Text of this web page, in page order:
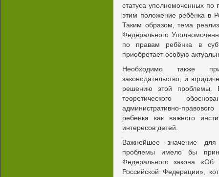
статуса уполномоченных по
этим положение ребёнка в
Таким образом, тема
Федерального
по правам ребёнка в
приобретает особую
Необходимо также
законодательство, и
решению этой проблемы.
теоретического
административно-
ребенка как важного
интересов детей.
Важнейшее значение для
проблемы имело бы
Федерального закона
Российской Федерации»,